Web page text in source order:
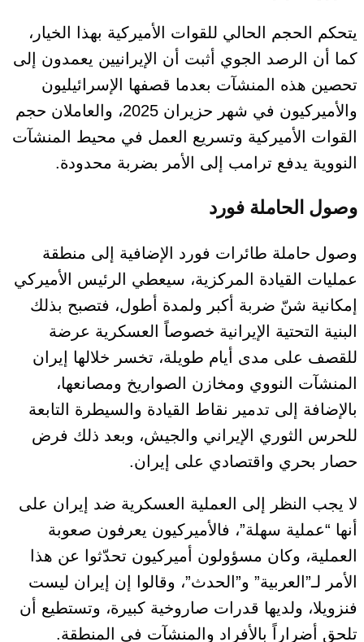
يتحكم الحجم الحالي للقوات الأميركية بهذا الخيار،
كما أن الرصد الجوي أثبت أن الإيرانيين يعمدون إلى
تحصين هذه المنشآت بعدما قصفها الإسرائيليون
والأميركيون في شهر حزيران 2025، والعاملان حجم
القوات الأميركية وتسريع العمل في محيط المنشآت
النووية يدفع ترامب إلى الأمر بضربة محدودة.
وصول الحاملة فورد
وصول حاملة طائرات فورد الإضافية إلى منطقة
عمليات القيادة المركزية، سيعطي الرئيس الأميركي
إمكانية شنّ ضربة أكبر ولمدة أطول، فتصبح بذلك
البنية التحتية الإيرانية خصوصاً العسكرية عرضة
للقصف على مدى أيام طويلة، تخسر خلالها إيران
المنشآت النووي ومخازن الصواريخ ومصانعها،
بالإضافة إلى تدمير نقاط القيادة والسيطرة التابعة
للحرس الثوري الإيراني والجيش، وبعد ذلك فرض
حصار بحري واقتصادي على إيران.
لا يجب النظر إلى العملية العسكرية ضد إيران على
أنها “عملية سهلة”، فالأميركيون يعرفون صعوبة
العملية، وكان مسؤولون أميركيون تحدّثوا عن هذا
الأمر لـ”العربية” و”الحدث”، وقالوا إن إيران ليست
فنزويلا، ولديها قدرات صاروخية كبيرة، وتستطيع أن
تلحق أضراراً بالأفراد والمنشآت في المنطقة.